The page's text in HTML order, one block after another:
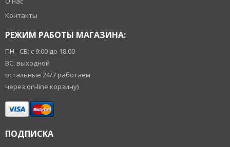
Контакты
РЕЖИМ РАБОТЫ МАГАЗИНА:
ПН - СБ: с 9:00 до 18:00
ВС: выходной
остальные 24/7 работаем
через on-line корзину)
ПОДПИСКА